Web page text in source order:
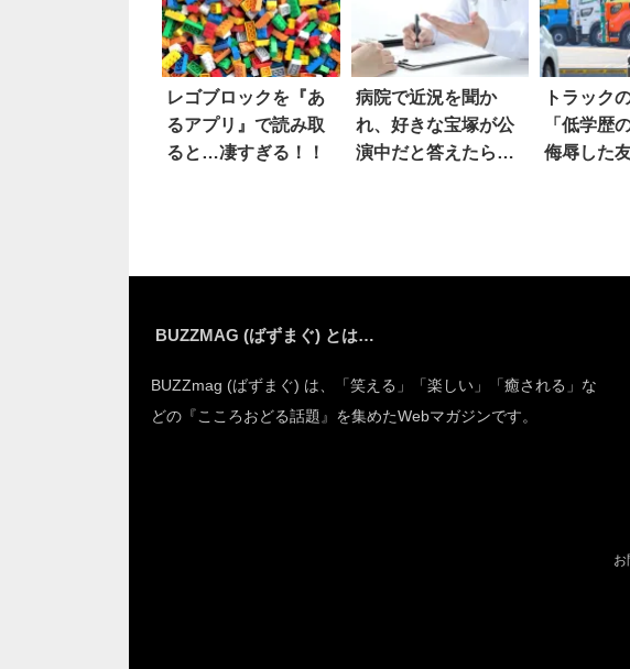
レゴブロックを『あ
るアプリ』で読み取
ると…凄すぎる！！
病院で近況を聞か
れ、好きな宝塚が公
演中だと答えたら…
トラック
「低学歴
侮辱した
BUZZMAG (ばずまぐ) とは…
BUZZmag (ばずまぐ) は、「笑える」「楽しい」「癒される」な
どの『こころおどる話題』を集めたWebマガジンです。
お